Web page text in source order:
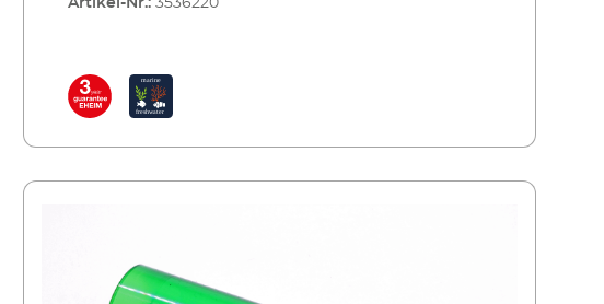
Kahmhaut und erreichen so eine glasklare
auch für einen kurzfristigen Einsatz geeignet. Bei
abwechselndem Einsatz in mehreren Aquarien, bitte
darauf achten, dass keine Algensporen oder Krankheiten
wird nach dem Einsatz einfach herausgenommen und
Unterstützt dadurch den natürlichen Gasaustausch Für
Dauerbetrieb und auch kurzzeitigen Einsatz Schnelle
Artikel-Nr.: 3536220